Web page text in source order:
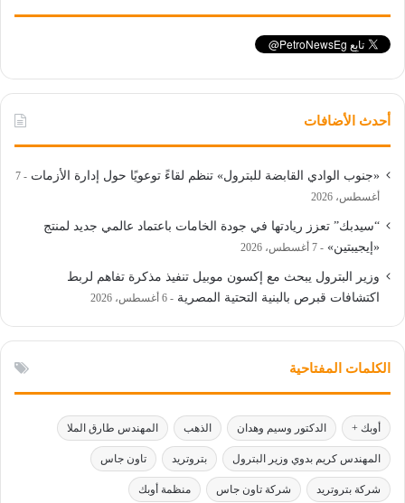
أحدث الأضافات
«جنوب الوادي القابضة للبترول» تنظم لقاءً توعويًا حول إدارة الأزمات
7
أغسطس، 2026
“سيدبك” تعزز ريادتها في جودة الخامات باعتماد عالمي جديد لمنتج
«إيجيبتين»
7 أغسطس، 2026
وزير البترول يبحث مع إكسون موبيل تنفيذ مذكرة تفاهم لربط
اكتشافات قبرص بالبنية التحتية المصرية
6 أغسطس، 2026
الكلمات المفتاحية
أوبك + الدكتور وسيم وهدان الذهب المهندس طارق الملا
المهندس كريم بدوي وزير البترول بتروتريد تاون جاس
شركة بتروتريد شركة تاون جاس منظمة أوبك